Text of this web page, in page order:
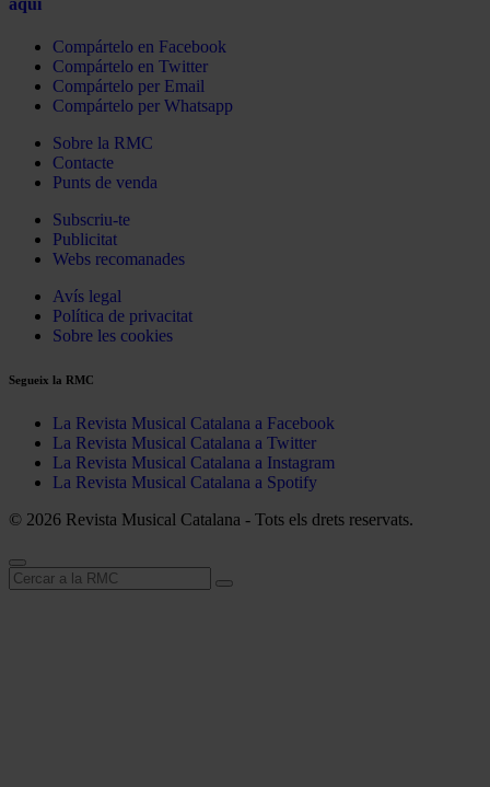
Compártelo en Facebook
Compártelo en Twitter
Compártelo per Email
Compártelo per Whatsapp
Sobre la RMC
Contacte
Punts de venda
Subscriu-te
Publicitat
Webs recomanades
Avís legal
Política de privacitat
Sobre les cookies
Segueix la RMC
La Revista Musical Catalana a Facebook
La Revista Musical Catalana a Twitter
La Revista Musical Catalana a Instagram
La Revista Musical Catalana a Spotify
© 2026 Revista Musical Catalana - Tots els drets reservats.
Cerca